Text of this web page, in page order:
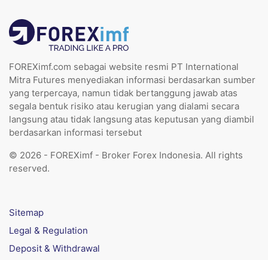
FOREXimf.com sebagai website resmi PT International
Mitra Futures menyediakan informasi berdasarkan sumber
yang terpercaya, namun tidak bertanggung jawab atas
segala bentuk risiko atau kerugian yang dialami secara
langsung atau tidak langsung atas keputusan yang diambil
berdasarkan informasi tersebut
© 2026 - FOREXimf - Broker Forex Indonesia. All rights
reserved.
Sitemap
Legal & Regulation
Deposit & Withdrawal